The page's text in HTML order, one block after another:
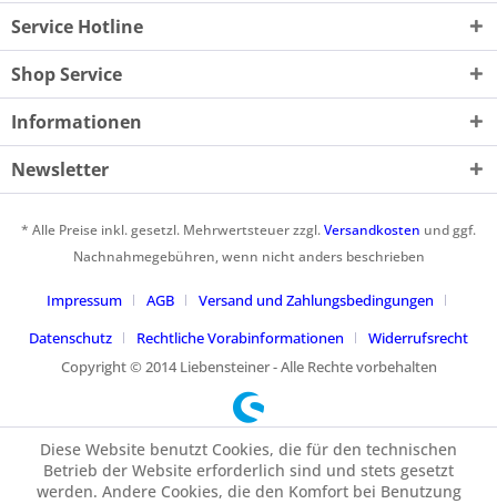
Service Hotline
Shop Service
Informationen
Newsletter
* Alle Preise inkl. gesetzl. Mehrwertsteuer zzgl.Versandkosten und ggf.
Nachnahmegebühren, wenn nicht anders beschrieben
Impressum AGB
Versand und Zahlungsbedingungen
Datenschutz
Rechtliche Vorabinformationen
Widerrufsrecht
Copyright © 2014 Liebensteiner - Alle Rechte vorbehalten
Diese Website benutzt Cookies, die für den technischen
Betrieb der Website erforderlich sind und stets gesetzt
werden. Andere Cookies, die den Komfort bei Benutzung